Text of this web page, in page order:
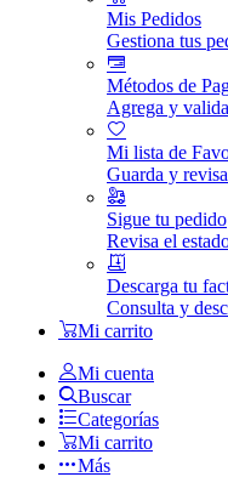
Mis Pedidos
Gestiona tus
Métodos de
Agrega y
Mi lista de
Guarda y
Sigue tu pedido
Revisa el
Descarga tu
Consulta y
Mi carrito
Mi cuenta
Buscar
Categorías
Mi carrito
Más